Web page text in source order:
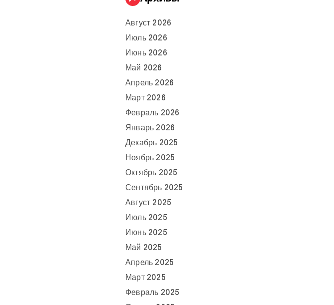
Август 2026
Июль 2026
Июнь 2026
Май 2026
Апрель 2026
Март 2026
Февраль 2026
Январь 2026
Декабрь 2025
Ноябрь 2025
Октябрь 2025
Сентябрь 2025
Август 2025
Июль 2025
Июнь 2025
Май 2025
Апрель 2025
Март 2025
Февраль 2025